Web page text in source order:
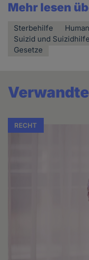
Mehr lesen
Sterbehilfe
Suizid und Suizidhilfe
Gesetze
RECHT